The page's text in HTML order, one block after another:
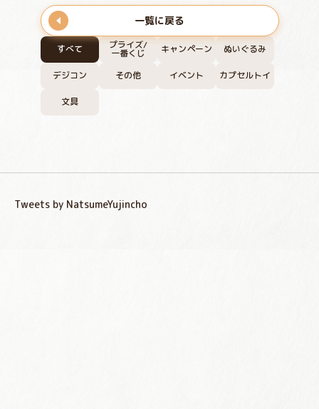
すべて プライズ/
一番くじ キャンペーン ぬいぐるみ
デジコン その他 イベント カプセルトイ
文具
一覧に戻る
Tweets by NatsumeYujincho